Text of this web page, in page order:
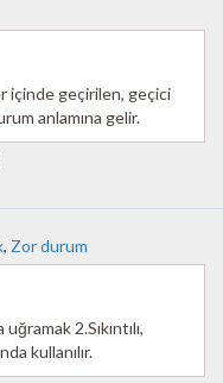
içinde geçirilen, geçici
anlamına gelir.
, Zor durum
2.Sıkıntılı,
kullanılır.